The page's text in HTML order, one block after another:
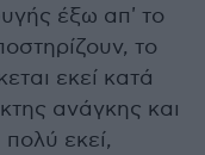
έξω απ' το
το
εκεί κατά
ανάγκης και
εκεί,